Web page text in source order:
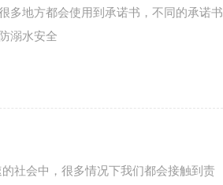
多地方都会使用到承诺书，不同的承诺书
溺水安全
社会中，很多情况下我们都会接触到责